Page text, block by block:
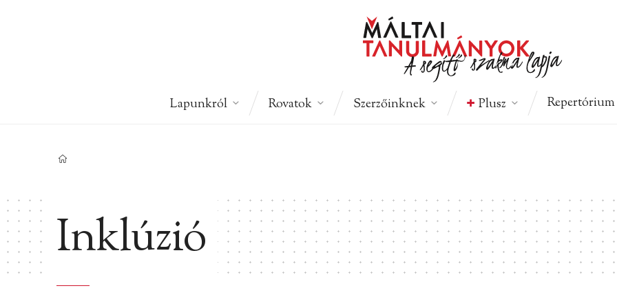
Lapunkról Rovatok Szerzőinknek Plusz Repertórium
Inklúzió